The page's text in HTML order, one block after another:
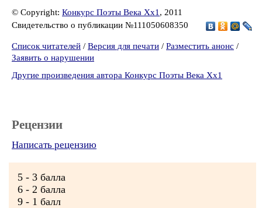
© Copyright: Конкурс Поэты Века Хх1 , 2011
Свидетельство о публикации №111050608350
Список читателей / Версия для печати / Разместить анонс /
Заявить о нарушении
Другие произведения автора Конкурс Поэты Века Хх1
Рецензии
Написать рецензию
5 - 3 балла
6 - 2 балла
9 - 1 балл